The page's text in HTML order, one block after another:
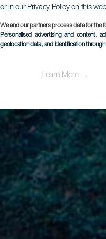
or in our Privacy Policy on this
We and our partners process data for the
Personalised advertising and content,
geolocation data, and identification through
Learn More →